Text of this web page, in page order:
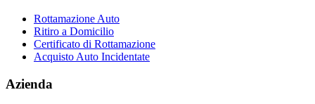
Rottamazione Auto
Ritiro a Domicilio
Certificato di Rottamazione
Acquisto Auto Incidentate
Azienda